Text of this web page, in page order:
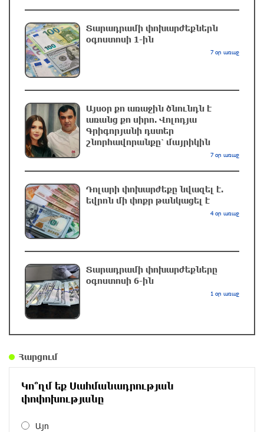
Երևանում և մարզերում էլեկտրաէներգիայի
ընդհատումներ կլինեն
Ստեփանավանում ռուս կին է փորձել
ինքնասպան լինել
5 ժամ առաջ
ԱՄՆ վերաքննիչ դատարանը արգելափակել է
Թրամփի 400 միլիոն դոլար արժողությամբ
5 ժամ առաջ
Փրկարարները հայտանաբերել են մոլորված
զբոսաշրջիկներին
5 ժամ առաջ
Սարյան փողոցի բնակարաններից մեկում
պայթյունի հետևանքով 55-ամյա տղամարդը
այրվածքներով տեղափոխվել է
է հայտարարվել շոգի ալիքների պատճառով
Տարադրամի փոխարժեքներն
օգոստոսի 1-ին
7 օր առաջ
Այսօր քո առաջին ծնունդն է
առանց քո սիրո. Վոլոդյա
Գրիգորյանի դստեր
շնորհավորանքը՝ մայրիկին
7 օր առաջ
Դոլարի փոխարժեքը նվազել է.
եվրոն մի փոքր թանկացել է
4 օր առաջ
Տարադրամի փոխարժեքները
օգոստոսի 6-ին
1 օր առաջ
Հարցում
Կո՞ղմ եք Սահմանադրության
փոփոխությանը
Այո